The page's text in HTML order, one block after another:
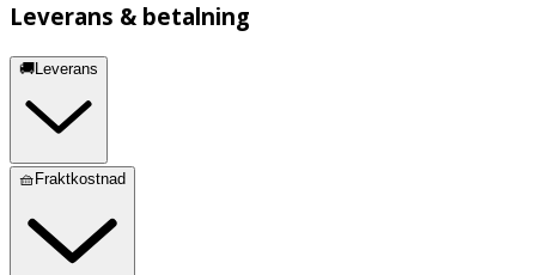
Leverans & betalning
🚚Leverans
🧺Fraktkostnad